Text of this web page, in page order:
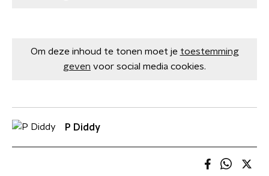
Om deze inhoud te tonen moet je toestemming
geven voor social media cookies.
P Diddy